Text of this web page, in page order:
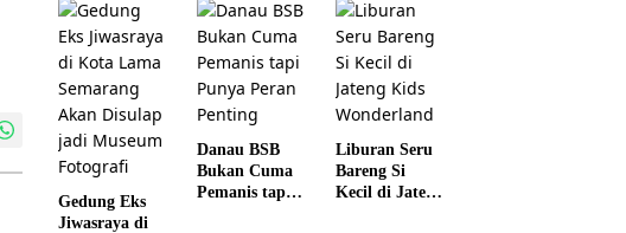
Gedung Eks
Jiwasraya di
Danau BSB
Bukan Cuma
Pemanis tapi
Liburan Seru
Bareng Si
Kecil di Jateng